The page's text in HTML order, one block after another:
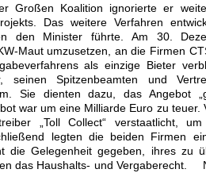
Großen Koalition ignorierte er
Das weitere Verfahren
den Minister führte. Am 30.
Maut umzusetzen, an die Firmen
als einzige Bieter
seinen Spitzenbeamten und
Sie dienten dazu, das Angebot
war um eine Milliarde Euro zu
„Toll Collect“ verstaatlicht,
legten die beiden Firmen
die Gelegenheit gegeben, ihres zu
das Haushalts- und Vergaberecht.